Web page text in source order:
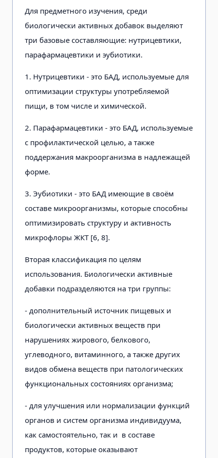
Для предметного изучения, среди
биологически активных добавок выделяют
три базовые составляющие: нутрицевтики,
парафармацевтики и эубиотики.
1. Нутрицевтики - это БАД, используемые для
оптимизации структуры употребляемой
пищи, в том числе и химической.
2. Парафармацевтики - это БАД, используемые
с профилактической целью, а также
поддержания макроорганизма в надлежащей
форме.
3. Эубиотики - это БАД имеющие в своём
составе микроорганизмы, которые способны
оптимизировать структуру и активность
микрофлоры ЖКТ [6, 8].
Вторая классификация по целям
использования. Биологически активные
добавки подразделяются на три группы:
- дополнительный источник пищевых и
биологически активных веществ при
нарушениях жирового, белкового,
углеводного, витаминного, а также других
видов обмена веществ при патологических
функциональных состояниях организма;
- для улучшения или нормализации функций
органов и систем организма индивидуума,
как самостоятельно, так и в составе
продуктов, которые оказывают